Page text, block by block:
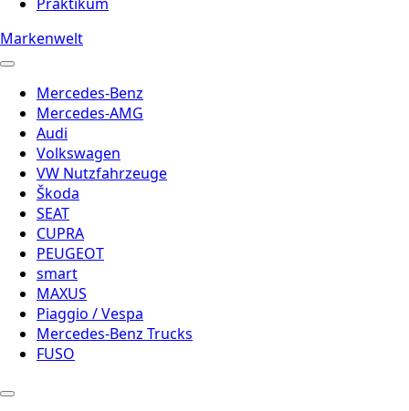
Markenwelt
Mercedes-Benz
Mercedes-AMG
Audi
Volkswagen
VW Nutzfahrzeuge
Škoda
SEAT
CUPRA
PEUGEOT
smart
MAXUS
Piaggio / Vespa
Mercedes-Benz Trucks
FUSO